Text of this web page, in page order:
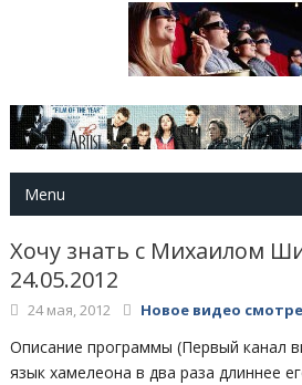
Menu
Хочу знать с Михаилом
24.05.2012
24 мая, 2012 Новое видео
Описание программы (Первый канал
язык хамелеона в два раза длиннее